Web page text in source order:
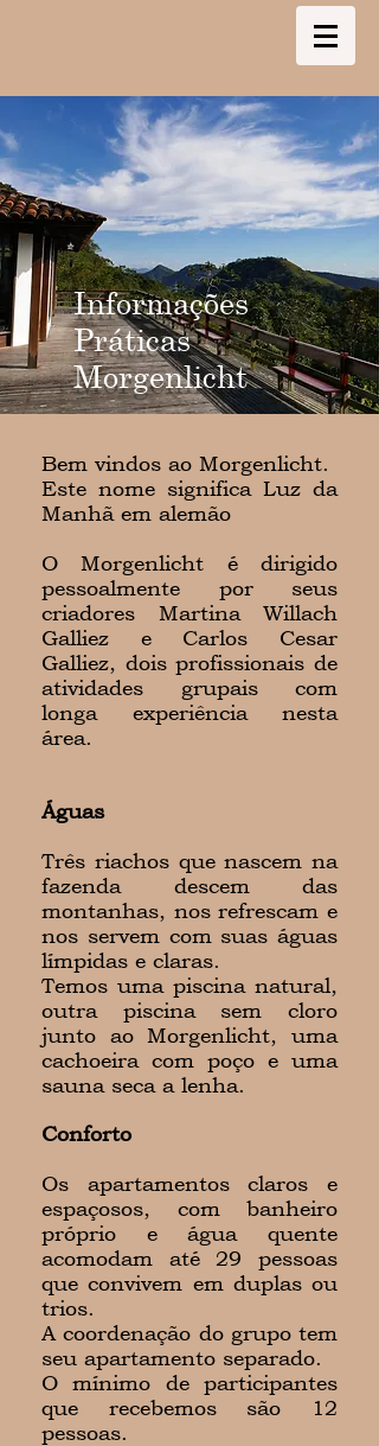
Informações
Práticas
Morgenlicht
Bem vindos ao Morgenlicht.
Este nome significa Luz da
Manhã em alemão
O Morgenlicht é dirigido
pessoalmente por seus
criadores Martina Willach
Galliez e Carlos Cesar
Galliez, dois profissionais de
atividades grupais com
longa experiência nesta
área.
Águas
Três riachos que nascem na
fazenda descem das
montanhas, nos refrescam e
nos servem com suas águas
límpidas e claras.
Temos uma piscina natural,
outra piscina sem cloro
junto ao Morgenlicht, uma
cachoeira com poço e uma
sauna seca a lenha.
Conforto
Os apartamentos claros e
espaçosos, com banheiro
próprio e água quente
acomodam até 29 pessoas
que convivem em duplas ou
trios.
A coordenação do grupo tem
seu apartamento separado.
O mínimo de participantes
que recebemos são 12
pessoas.